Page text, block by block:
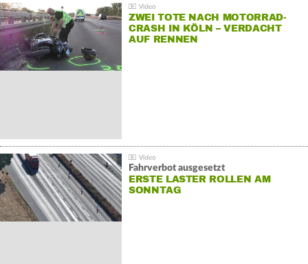
ZWEI TOTE NACH MOTORRAD-
CRASH IN KÖLN – VERDACHT
AUF RENNEN
Fahrverbot ausgesetzt
ERSTE LASTER ROLLEN AM
SONNTAG